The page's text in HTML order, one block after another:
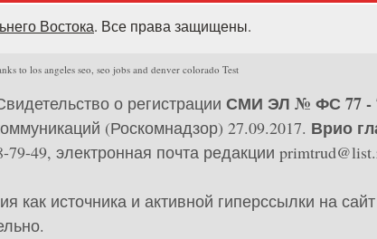
Востока. Все права защищены.
to los angeles seo, seo jobs and denver colorado Test
о регистрации СМИ ЭЛ № ФС 77 -
(Роскомнадзор) 27.09.2017. Врио
49, электронная почта редакции
как источника и активной гиперссылки на